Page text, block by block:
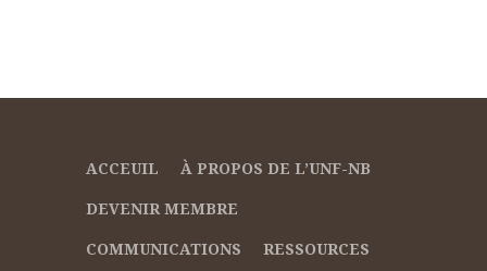
ACCEUIL
À PROPOS DE L’UNF-NB
DEVENIR MEMBRE
COMMUNICATIONS
RESSOURCES